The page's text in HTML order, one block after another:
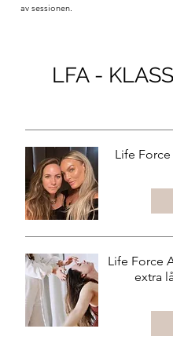
av sessionen.
LFA -
Life
Life Force
extra